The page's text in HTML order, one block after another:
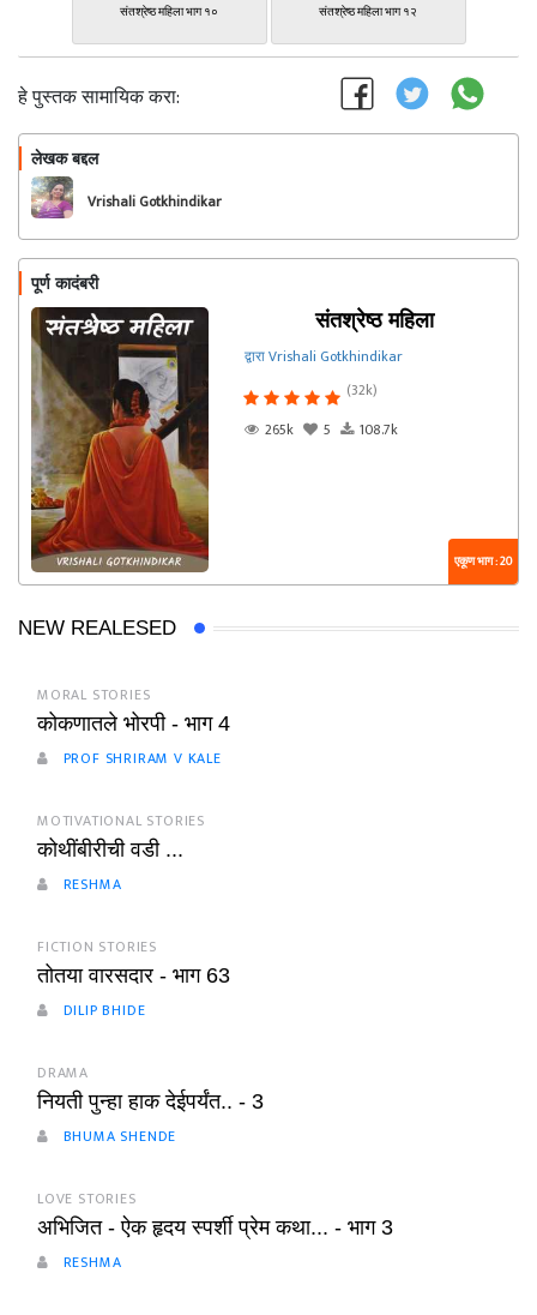
संतश्रेष्ठ महिला भाग १० संतश्रेष्ठ महिला भाग १२
हे पुस्तक सामायिक करा:
लेखक बद्दल
Vrishali Gotkhindikar
पूर्ण कादंबरी
संतश्रेष्ठ महिला
द्वारा Vrishali Gotkhindikar
(32k)
265k
5 108.7k
एकूण भाग : 20
NEW REALESED
MORAL STORIES
कोकणातले भोरपी - भाग 4
PROF SHRIRAM V KALE
MOTIVATIONAL STORIES
कोथींबीरीची वडी ...
RESHMA
FICTION STORIES
तोतया वारसदार - भाग 63
DILIP BHIDE
DRAMA
नियती पुन्हा हाक देईपर्यंत.. - 3
BHUMA SHENDE
LOVE STORIES
अभिजित - ऐक हृदय स्पर्शी प्रेम कथा... - भाग 3
RESHMA